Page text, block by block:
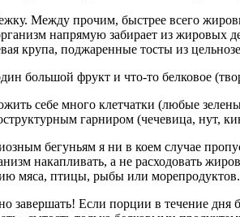
Между прочим, быстрее всего
напрямую забирает из жировых
крупа, поджаренные тосты из
большой фрукт и что-то белковое
себе много клетчатки (любые
гарниром (чечевица, нут,
бегуньям я ни в коем случае
накапливать, а не расходовать
мяса, птицы, рыбы или морепродуктов.
завершать! Если порции в течение